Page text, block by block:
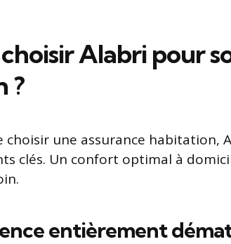
Alabri pour
?
choisir une assurance habitation,
clés. Un confort optimal à
entièrement